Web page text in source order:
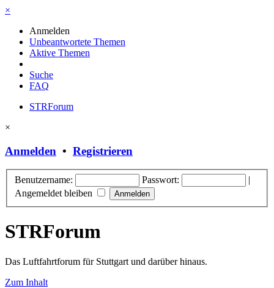
×
Anmelden
Unbeantwortete Themen
Aktive Themen
Suche
FAQ
STRForum
×
Anmelden • Registrieren
Benutzername: Passwort:
|
Angemeldet bleiben
STRForum
Das Luftfahrtforum für Stuttgart und darüber hinaus.
Zum Inhalt